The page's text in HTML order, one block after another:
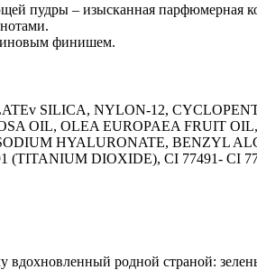
пудры – изысканная парфюмерная
финишем.
SILICA, NYLON-12,
OIL, OLEA EUROPAEA FRUIT
HYALURONATE, BENZYL
DIOXIDE), CI 77491- CI
родной страной: